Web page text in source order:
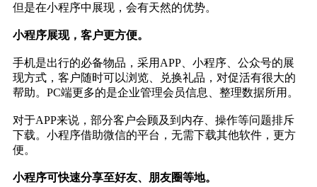
但是在小程序中展现，会有天然的优势。
小程序展现，客户更方便。
手机是出行的必备物品，采用APP、小程序、公众号的展
现方式，客户随时可以浏览、兑换礼品，对促活有很大的
帮助。PC端更多的是企业管理会员信息、整理数据所用。
对于APP来说，部分客户会顾及到内存、操作等问题排斥
下载。小程序借助微信的平台，无需下载其他软件，更方
便。
小程序可快速分享至好友、朋友圈等地。